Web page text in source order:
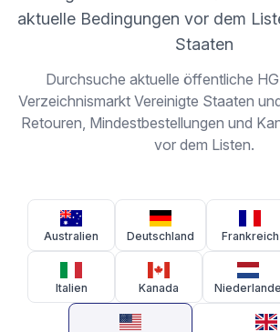
aktuelle Bedingungen vor dem
Staaten
Durchsuche aktuelle öffentliche
Verzeichnismarkt Vereinigte Staaten
Retouren, Mindestbestellungen und
vor dem Listen.
Australien Deutschland Frankreich
Italien Kanada Niederlande